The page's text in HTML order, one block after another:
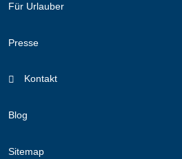
Für Urlauber
Presse
Kontakt
Blog
Sitemap